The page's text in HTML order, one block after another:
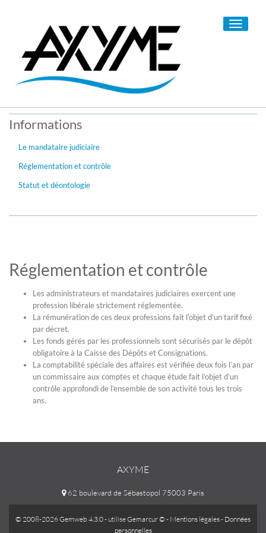
Toggle
Informations
Le mandataire judiciaire
Réglementation et contrôle
Statut et déontologie
Réglementation et contrôle
Les administrateurs et mandataires judiciaires exercent une
profession libérale strictement réglementée.
La rémunération de ces deux professions fait l’objet d’un tarif fixé
par décret.
Les fonds gérés par les professionnels sont sécurisés par le dépôt
obligatoire à la Caisse des Dépôts et Consignations.
La comptabilité spéciale des affaires est vérifiée deux fois l’an par
un commissaire aux comptes et chaque étude fait l’objet d’un
contrôle approfondi de l’ensemble de son activité tous les trois
ans.
AXYME
62 boulevard de Sébastopol 75003 Paris
© 2008-2026 Gemweb 4.3.0- utiliseGemarcur © - Mentions légales- Données
personnelles